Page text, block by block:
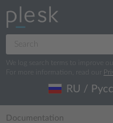
We log search terms to improve
For more information, read our
RU /
Documentation